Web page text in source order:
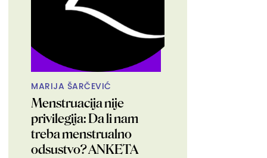
MARIJA ŠARČEVIĆ
Menstruacija nije
privilegija: Da li nam
treba menstrualno
odsustvo? ANKETA